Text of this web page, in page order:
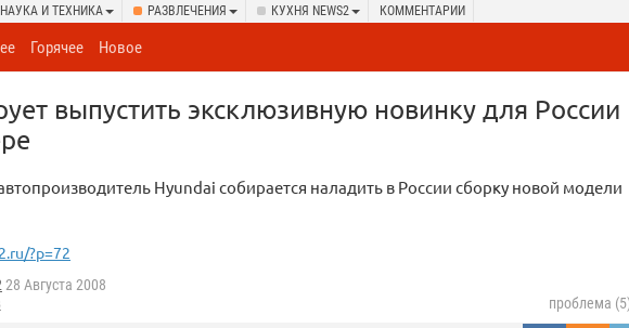
НАУКА И ТЕХНИКА РАЗВЛЕЧЕНИЯ КУХНЯ NEWS2 КОММЕНТАРИИ
Горячее Новое
выпустить эксклюзивную новинку для России
Hyundai собирается наладить в России сборку новой модели
?p=72
28 Августа 2008
проблема